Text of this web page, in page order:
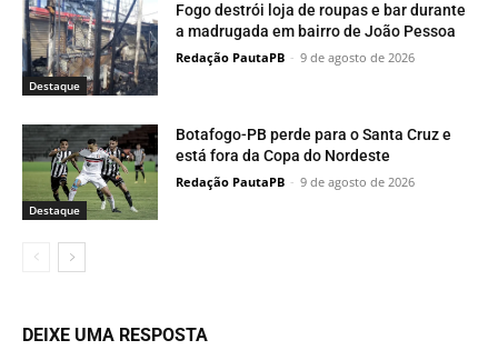
Destaque
Fogo destrói loja de roupas e bar durante
a madrugada em bairro de João Pessoa
Redação PautaPB - 9 de agosto de 2026
Destaque
Botafogo-PB perde para o Santa Cruz e
está fora da Copa do Nordeste
Redação PautaPB - 9 de agosto de 2026
DEIXE UMA RESPOSTA